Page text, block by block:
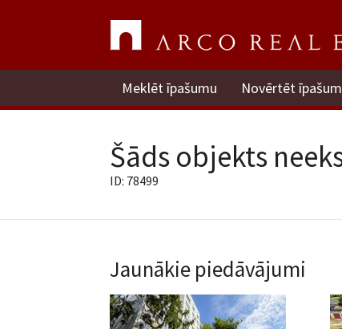
Meklēt īpašumu Novērtēt
Šāds objekts
ID: 78499
Jaunākie piedāvājumi